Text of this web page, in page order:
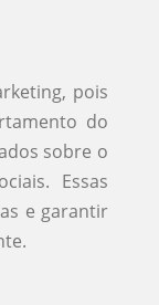
pois
do
sobre o
Essas
e garantir